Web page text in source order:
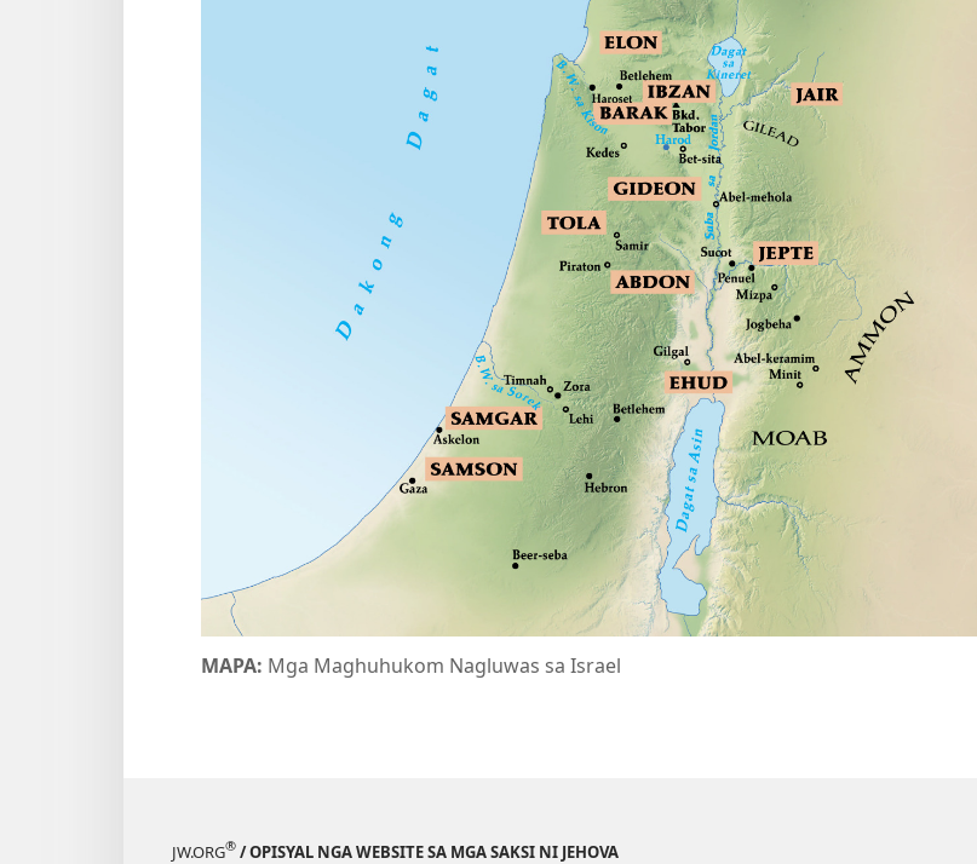
MAPA: Mga Maghuhukom Nagluwas sa Israel
JW.ORG® / OPISYAL NGA WEBSITE SA MGA SAKSI NI JEHOVA